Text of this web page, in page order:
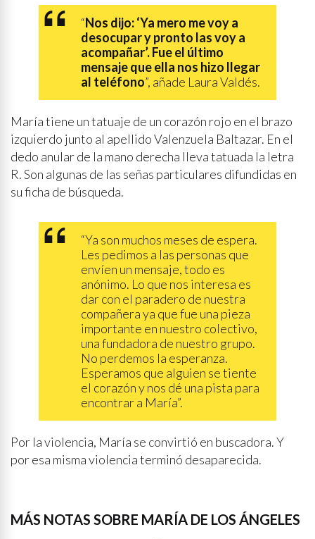
“Nos dijo: ‘Ya mero me voy a
desocupar y pronto las voy a
acompañar’. Fue el último
mensaje que ella nos hizo llegar
al teléfono”, añade Laura Valdés.
María tiene un tatuaje de un corazón rojo en el brazo
izquierdo junto al apellido Valenzuela Baltazar. En el
dedo anular de la mano derecha lleva tatuada la letra
R. Son algunas de las señas particulares difundidas en
su ficha de búsqueda.
“Ya son muchos meses de espera.
Les pedimos a las personas que
envíen un mensaje, todo es
anónimo. Lo que nos interesa es
dar con el paradero de nuestra
compañera ya que fue una pieza
importante en nuestro colectivo,
una fundadora de nuestro grupo.
No perdemos la esperanza.
Esperamos que alguien se tiente
el corazón y nos dé una pista para
encontrar a María”.
Por la violencia, María se convirtió en buscadora. Y
por esa misma violencia terminó desaparecida.
MÁS NOTAS SOBRE MARÍA DE LOS ÁNGELES